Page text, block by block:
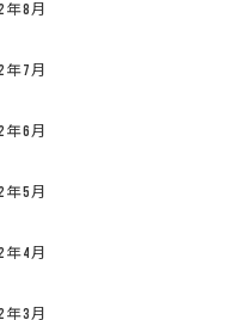
年8月
年7月
年6月
年5月
年4月
年3月